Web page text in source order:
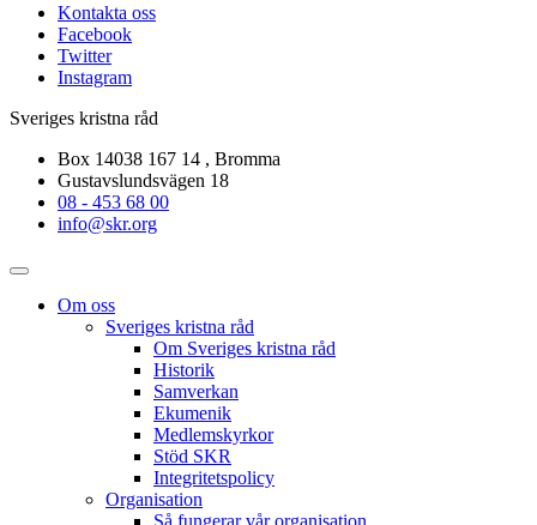
Kontakta oss
Facebook
Twitter
Instagram
Sveriges kristna råd
Box 14038 167 14 , Bromma
Gustavslundsvägen 18
08 - 453 68 00
info@skr.org
Om oss
Sveriges kristna råd
Om Sveriges kristna råd
Historik
Samverkan
Ekumenik
Medlemskyrkor
Stöd SKR
Integritetspolicy
Organisation
Så fungerar vår organisation